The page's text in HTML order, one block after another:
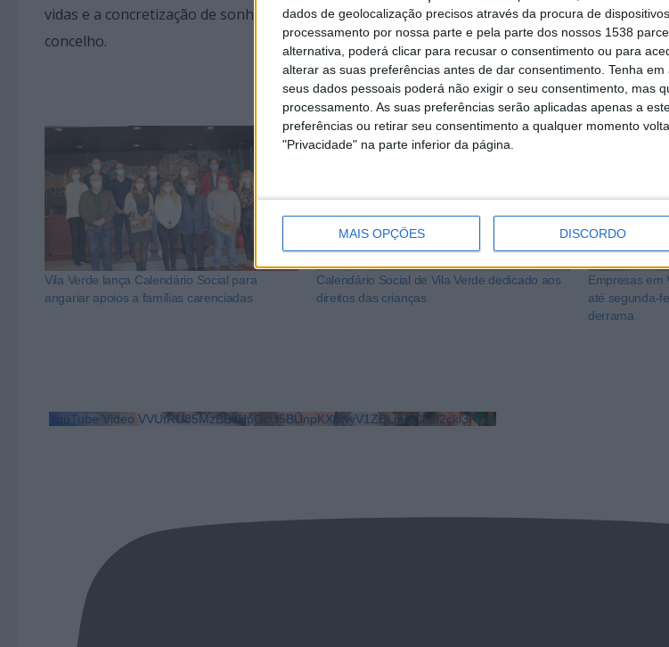
dados de geolocalização precisos através da procura de
processamento por nossa parte e pela parte dos nossos 1538
alternativa, poderá clicar para recusar o consentimento ou para
alterar as suas preferências antes de dar consentimento. Tenha
seus dados pessoais poderá não exigir o seu consentimento, mas
processamento. As suas preferências serão aplicadas apenas a
preferências ou retirar seu consentimento a qualquer momento
"Privacidade" na parte inferior da página.
MAIS OPÇÕES DISCORDO
vidas e a concretização de sonhos, assim como na qualidade de vida e bem-estar das famílias
concelho.
Vila Verde lança Calendário Social para
angariar apoios a famílias carenciadas
Calendário Social de Vila Verde dedicado aos
direitos das crianças
Empresas em
até segunda-
derrama
YouTube Video VVUtRU85MzBBcHpOcU5BUnpKX0wyV1ZBLmNCa2l2ckl3RkxJ